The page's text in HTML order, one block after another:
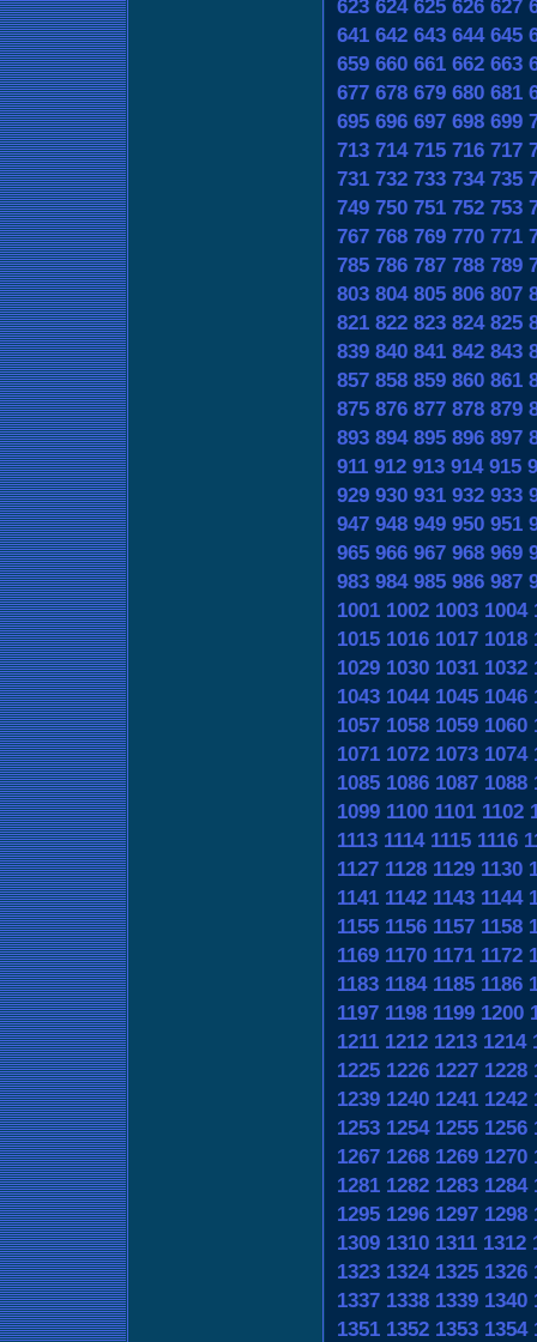
623 624 625 626 627
641 642 643 644 645
659 660 661 662 663
677 678 679 680 681
695 696 697 698 699
713 714 715 716 717
731 732 733 734 735
749 750 751 752 753
767 768 769 770 771
785 786 787 788 789
803 804 805 806 807
821 822 823 824 825
839 840 841 842 843
857 858 859 860 861
875 876 877 878 879
893 894 895 896 897
911 912 913 914 915
929 930 931 932 933
947 948 949 950 951
965 966 967 968 969
983 984 985 986 987
1001 1002 1003 1004
1015 1016 1017 1018
1029 1030 1031 1032
1043 1044 1045 1046
1057 1058 1059 1060
1071 1072 1073 1074
1085 1086 1087 1088
1099 1100 1101 1102
1113 1114 1115 1116
1127 1128 1129 1130
1141 1142 1143 1144
1155 1156 1157 1158
1169 1170 1171 1172
1183 1184 1185 1186
1197 1198 1199 1200
1211 1212 1213 1214
1225 1226 1227 1228
1239 1240 1241 1242
1253 1254 1255 1256
1267 1268 1269 1270
1281 1282 1283 1284
1295 1296 1297 1298
1309 1310 1311 1312
1323 1324 1325 1326
1337 1338 1339 1340
1351 1352 1353 1354